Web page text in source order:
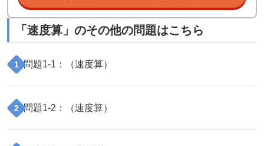
「 速度算 」のその他の問題はこちら
1 問題1-1 ：（速度算）
2 問題1-2 ：（速度算）